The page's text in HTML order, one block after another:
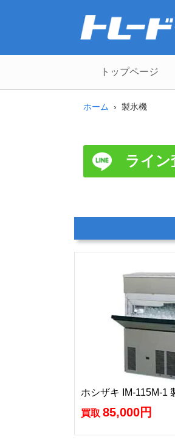
トップページ
ホーム 製氷機
ライン
ホシザキ IM-115M-1
買取 85,000円